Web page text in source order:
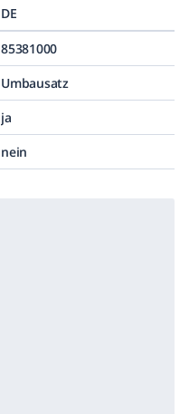
DE
85381000
Umbausatz
ja
nein